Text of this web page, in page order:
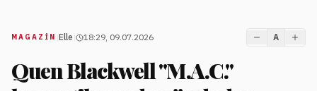
MAGAZİN Elle 18:29, 09.07.2026 A
Quen Blackwell "M.A.C."